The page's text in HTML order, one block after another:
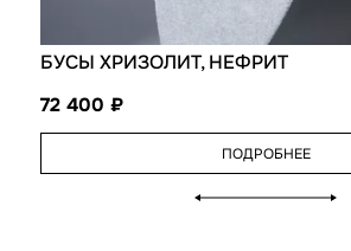
БУСЫ ХРИЗОЛИТ, НЕФРИТ
72 400
ПОДРОБНЕЕ